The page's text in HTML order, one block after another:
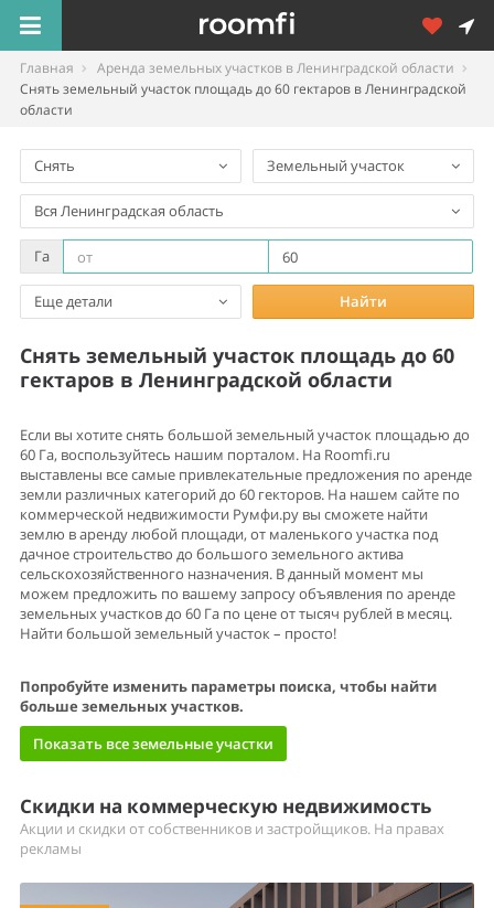
Главная
Аренда земельных участков в Ленинградской области
Снять земельный участок площадь до 60 гектаров в Ленинградской
области
Снять Земельный участок
Вся Ленинградская область
Га
Еще детали Найти
Снять земельный участок площадь до 60
гектаров в Ленинградской области
Если вы хотите снять большой земельный участок площадью до
60 Га, воспользуйтесь нашим порталом. На Roomfi.ru
выставлены все самые привлекательные предложения по аренде
земли различных категорий до 60 гекторов. На нашем сайте по
коммерческой недвижимости Румфи.ру вы сможете найти
землю в аренду любой площади, от маленького участка под
дачное строительство до большого земельного актива
сельскохозяйственного назначения. В данный момент мы
можем предложить по вашему запросу объявления по аренде
земельных участков до 60 Га по цене от тысяч рублей в месяц.
Найти большой земельный участок – просто!
Попробуйте изменить параметры поиска, чтобы найти
больше земельных участков.
Показать все земельные участки
Скидки на коммерческую недвижимость
Акции и скидки от собственников и застройщиков. На правах
рекламы